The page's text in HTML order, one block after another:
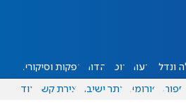
ונדל"ן דעות אוכל יהדות הפקות וסיקורים
ספורט פורומים אתר ישיבה יצירת קשר עוד